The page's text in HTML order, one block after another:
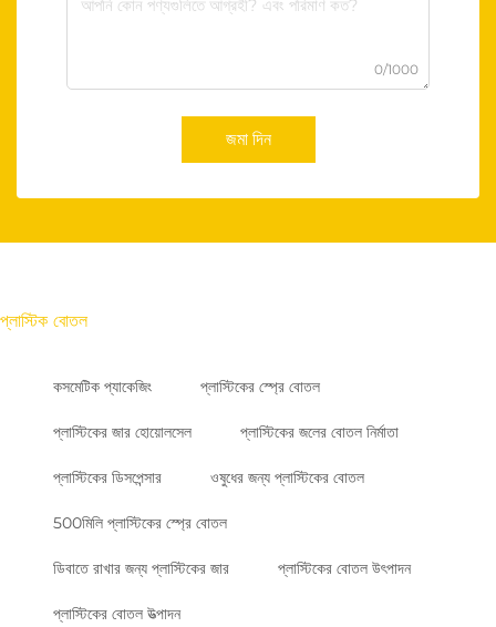
0/1000
জমা দিন
প্লাস্টিক বোতল
কসমেটিক প্যাকেজিং প্লাস্টিকের স্প্রে বোতল
প্লাস্টিকের জার হোয়োলসেল প্লাস্টিকের জলের বোতল নির্মাতা
প্লাস্টিকের ডিসপেন্সার ওষুধের জন্য প্লাস্টিকের বোতল
500মিলি প্লাস্টিকের স্প্রে বোতল
ডিবাতে রাখার জন্য প্লাস্টিকের জার প্লাস্টিকের বোতল উৎপাদন
প্লাস্টিকের বোতল উত্পাদন